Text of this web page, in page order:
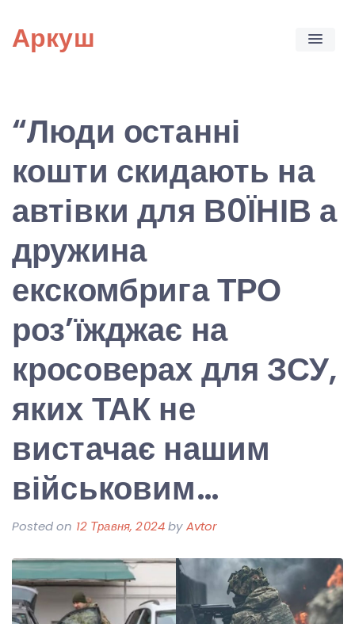
content
Аркуш
“Люди останні
кошти скидають на
автівки для В0ЇНІВ а
дружина
екскомбрига ТРО
роз’їжджає на
кросоверах для ЗСУ,
яких ТАК не
вистачає нашим
військовим…
Posted on 12 Травня, 2024byAvtor